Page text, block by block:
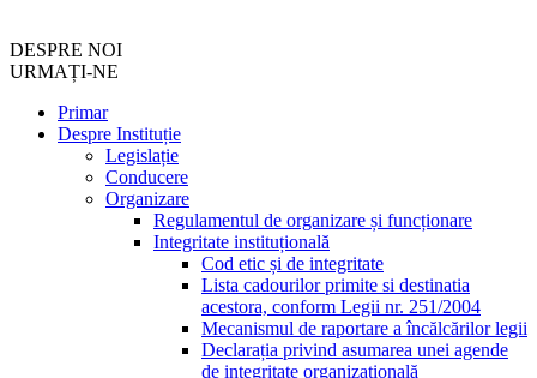
DESPRE NOI
URMAȚI-NE
Primar
Despre Instituție
Legislație
Conducere
Organizare
Regulamentul de organizare și funcționare
Integritate instituțională
Cod etic și de integritate
Lista cadourilor primite si destinatia
acestora, conform Legii nr. 251/2004
Mecanismul de raportare a încălcărilor legii
Declarația privind asumarea unei agende
de integritate organizațională